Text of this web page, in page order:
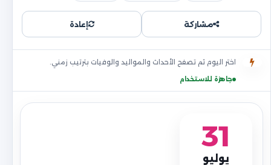
مشاركة إعادة
اختر اليوم ثم تصفح الأحداث والمواليد والوفيات بترتيب زمني.
جاهزة للاستخدام
31
يوليو